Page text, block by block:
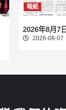
報紙
2026年8月7
2026-08-07